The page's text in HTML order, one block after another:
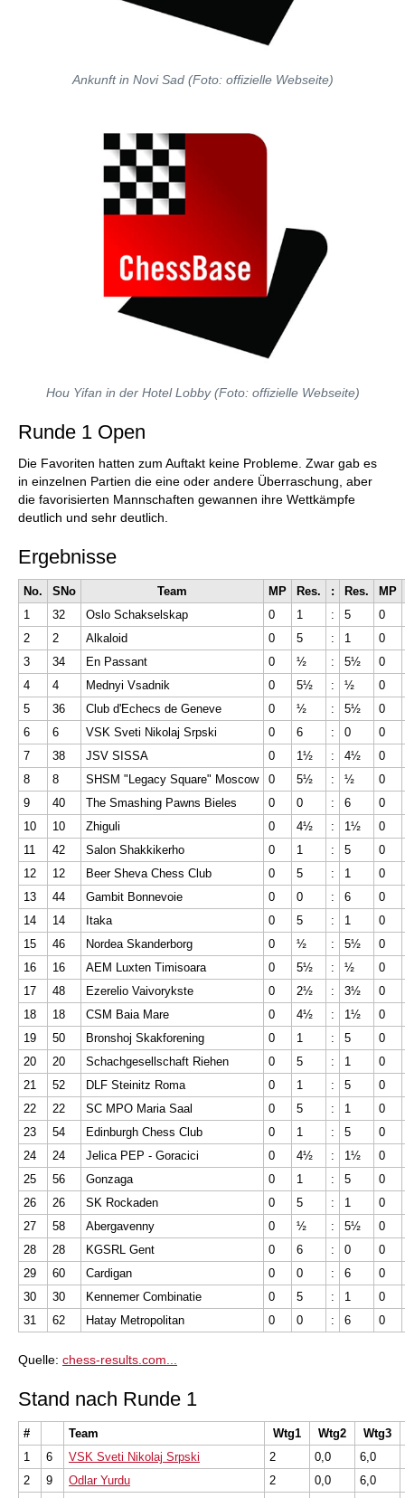
Ankunft in Novi Sad (Foto: offizielle Webseite)
Hou Yifan in der Hotel Lobby (Foto: offizielle Webseite)
Runde 1 Open
Die Favoriten hatten zum Auftakt keine Probleme. Zwar gab es
in einzelnen Partien die eine oder andere Überraschung, aber
die favorisierten Mannschaften gewannen ihre Wettkämpfe
deutlich und sehr deutlich.
Ergebnisse
No. SNo Team MP Res. : Res.
MP
1
32 Oslo Schakselskap 0 1 : 5
0
2
2 Alkaloid 0 5 : 1
0
3
34 En Passant 0 ½ : 5½
0
4
4 Mednyi Vsadnik 0 5½ : ½
0
5
36 Club d'Echecs de Geneve 0 ½ : 5½
0
6
6 VSK Sveti Nikolaj Srpski 0 6 : 0
0
7
38 JSV SISSA 0 1½ : 4½
0
8
8 SHSM "Legacy Square" Moscow 0 5½ : ½
0
9
40 The Smashing Pawns Bieles 0 0 : 6
0
10
10 Zhiguli 0 4½ : 1½
0
11
42 Salon Shakkikerho 0 1 : 5
0
12
12 Beer Sheva Chess Club 0 5 : 1
0
13
44 Gambit Bonnevoie 0 0 : 6
0
14
14 Itaka 0 5 : 1
0
15
46 Nordea Skanderborg 0 ½ : 5½
0
16
16 AEM Luxten Timisoara 0 5½ : ½
0
17
48 Ezerelio Vaivorykste 0 2½ : 3½
0
18
18 CSM Baia Mare 0 4½ : 1½
0
19
50 Bronshoj Skakforening 0 1 : 5
0
20
20 Schachgesellschaft Riehen 0 5 : 1
0
21
52 DLF Steinitz Roma 0 1 : 5
0
22
22 SC MPO Maria Saal 0 5 : 1
0
23
54 Edinburgh Chess Club 0 1 : 5
0
24
24 Jelica PEP - Goracici 0 4½ : 1½
0
25
56 Gonzaga 0 1 : 5
0
26
26 SK Rockaden 0 5 : 1
0
27
58 Abergavenny 0 ½ : 5½
0
28
28 KGSRL Gent 0 6 : 0
0
29
60 Cardigan 0 0 : 6
0
30
30 Kennemer Combinatie 0 5 : 1
0
31
62 Hatay Metropolitan 0 0 : 6 0
Quelle: chess-results.com...
Stand nach Runde 1
# Team Wtg1 Wtg2
Wtg3
1
6 VSK Sveti Nikolaj Srpski 2 0,0
6,0
2
9 Odlar Yurdu 2 0,0
6,0